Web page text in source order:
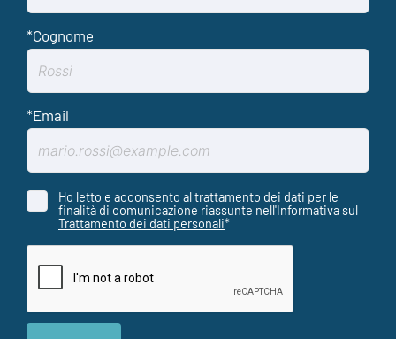
Ho letto e acconsento al trattamento dei dati per le
finalità di comunicazione riassunte nell'Informativa sul
Trattamento dei dati personali*